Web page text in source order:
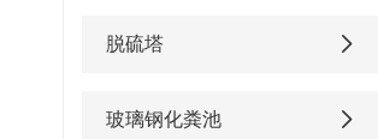
脱硫塔
玻璃钢化粪池